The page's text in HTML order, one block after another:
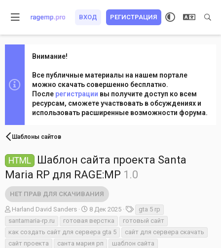
ВХОД РЕГИСТРАЦИЯ
Внимание!
Все публичные материалы на нашем портале
можно скачать совершенно бесплатно.
После регистрации вы получите доступ ко всем
ресурсам, сможете участвовать в обсуждениях и
использовать расширенные возможности форума.
Шаблоны сайтов
HTML
Шаблон сайта проекта Santa
Maria RP для RAGE:MP 1.0
НЕТ ПРАВ ДЛЯ СКАЧИВАНИЯ
А
в
т
о
р
Harland David Sanders
Д
а
т
а
с
8 Дек 2025
е
г
и
gta 5 rp
santamaria-rp.ru
готовая верстка
готовый сайт
как создать сайт для сервера gta 5
сайт для сервера скачать
сайт проекта
санта мария рп шаблон сайта